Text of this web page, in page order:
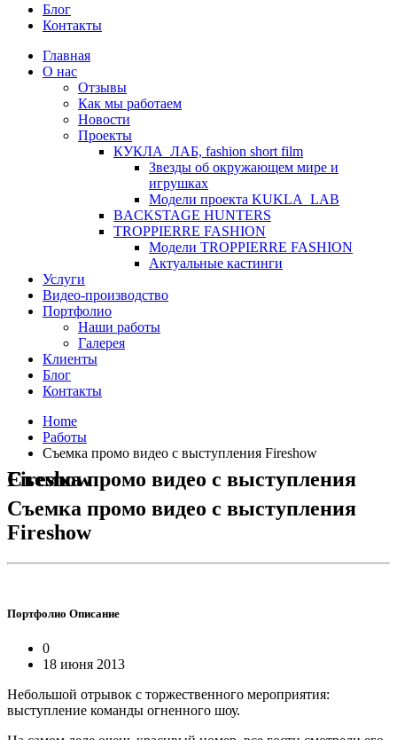
Блог
Контакты
Главная
О нас
Отзывы
Как мы работаем
Новости
Проекты
КУКЛА_ЛАБ, fashion short film
Звезды об окружающем мире и
игрушках
Модели проекта KUKLA_LAB
BACKSTAGE HUNTERS
TROPPIERRE FASHION
Модели TROPPIERRE FASHION
Актуальные кастинги
Услуги
Видео-производство
Портфолио
Наши работы
Галерея
Клиенты
Блог
Контакты
Home
Работы
Съемка промо видео с выступления Fireshow
Съемка промо видео с выступления Fireshow
Съемка промо видео с выступления
Fireshow
Портфолио Описание
0
18 июня 2013
Небольшой отрывок с торжественного мероприятия:
выступление команды огненного шоу.